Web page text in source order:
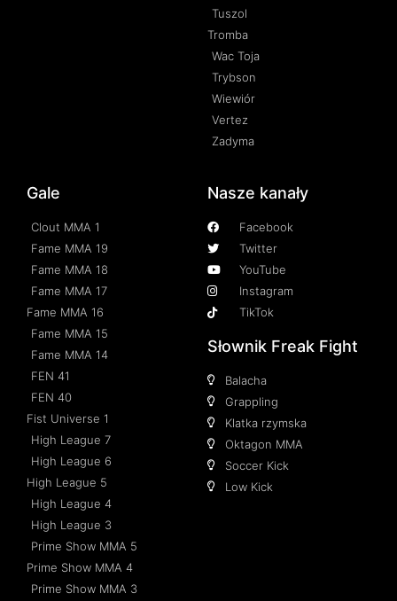
Tuszol
Tromba
Wac Toja
Trybson
Wiewiór
Vertez
Zadyma
Gale
Clout MMA 1
Fame MMA 19
Fame MMA 18
Fame MMA 17
Fame MMA 16
Fame MMA 15
Fame MMA 14
FEN 41
FEN 40
Fist Universe 1
High League 7
High League 6
High League 5
High League 4
High League 3
Prime Show MMA 5
Prime Show MMA 4
Prime Show MMA 3
Nasze kanały
Facebook
Twitter
YouTube
Instagram
TikTok
Słownik Freak Fight
Balacha
Grappling
Klatka rzymska
Oktagon MMA
Soccer Kick
Low Kick